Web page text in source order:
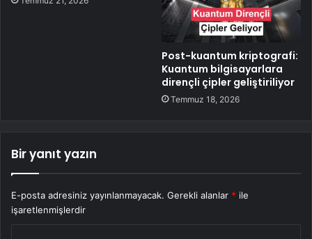
Post-kuantum kriptografi:
Kuantum bilgisayarlara
dirençli çipler geliştiriliyor
Temmuz 18, 2026
Bir yanıt yazın
E-posta adresiniz yayınlanmayacak. Gerekli alanlar * ile
işaretlenmişlerdir